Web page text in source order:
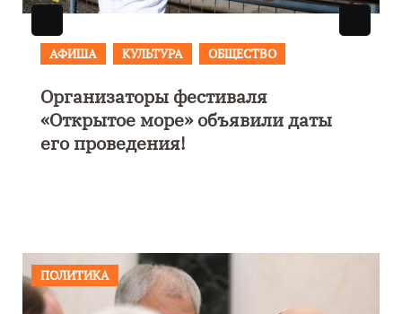
АФИША
В Калининграде пройдет
фестиваль искусств «Зимние
каникулы на Балтике»
ПОЛИТИКА